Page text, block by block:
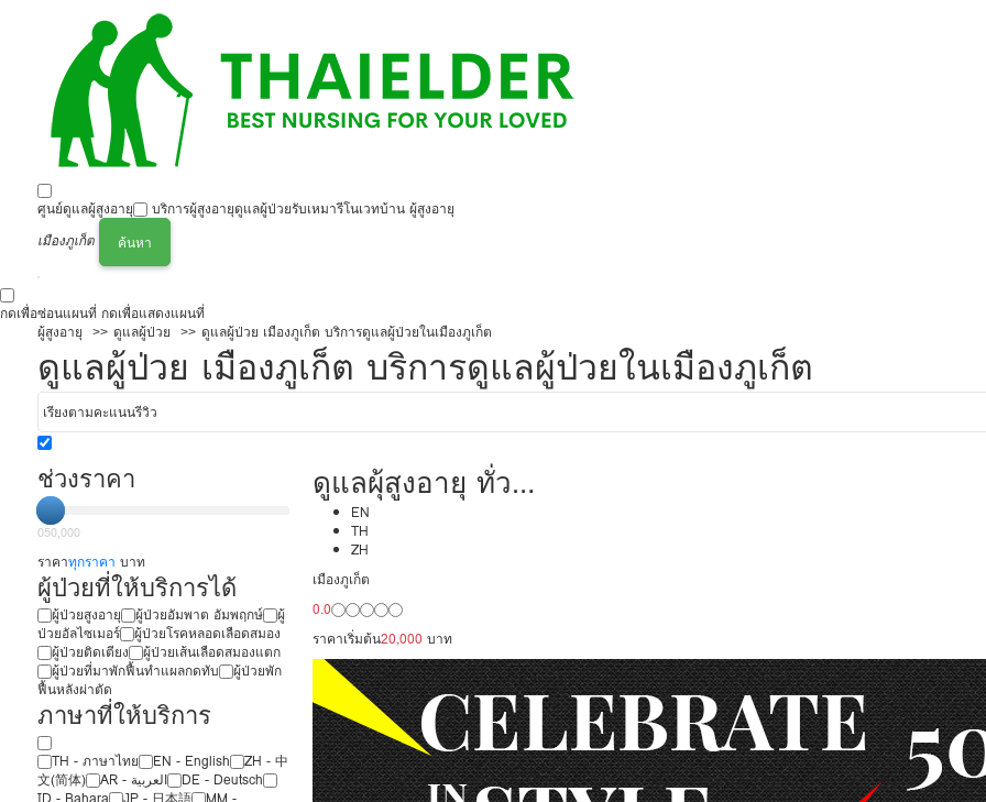
ศูนย์ดูแลผู้สูงอายุ บริการผู้สูงอายุดูแลผู้ป่วยรับเหมารีโนเวทบ้าน ผู้สูงอายุ
เมืองภูเก็ต
ค้นหา
กดเพื่อซ่อนแผนที่ กดเพื่อแสดงแผนที่
ผู้สูงอายุ
ดูแลผู้ป่วย ดูแลผู้ป่วย เมืองภูเก็ต บริการดูแลผู้ป่วยในเมืองภูเก็ต
ดูแลผู้ป่วย เมืองภูเก็ต บริการดูแลผู้ป่วยในเมืองภูเก็ต
ดูแลผุ้สูงอายุ ทั่ว
ประเทศ ดูแลผู้ป่วย
20,000/เดือน มืออาชีพ
ได้ภาษา รับต่างชาติ
EN
TH
ZH
เมืองภูเก็ต
0.0
ราคาเริ่มต้น20,000 บาท
ช่วงราคา
050,000
ราคาทุกราคา บาท
ผู้ป่วยที่ให้บริการได้
ผู้ป่วยสูงอายุ ผู้ป่วยอัมพาต อัมพฤกษ์
ผู้
ป่วยอัลไซเมอร์
ผู้ป่วยโรคหลอดเลือดสมอง
ผู้ป่วยติดเตียง
ผู้ป่วยเส้นเลือดสมองแตก
ผู้ป่วยที่มาพักฟื้นทำแผลกดทับ
ผู้ป่วยพัก
ฟื้นหลังผ่าตัด
ภาษาที่ให้บริการ
TH - ‏ภาษาไทย EN - English
ZH - 中
文(简体)
‏AR - ‏العربية‏
DE - Deutsch